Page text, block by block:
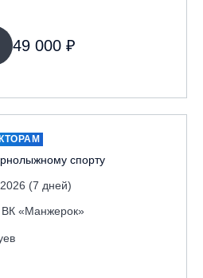
курорт «Игора»
РБ
Вейк-клуб «Мастер»
воздух»
49 000 ₽
спорту
(7 дней)
ВК «Манжерок»